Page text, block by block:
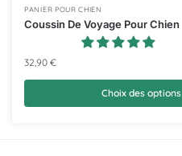
PANIER POUR CHIEN
Coussin De Voyage Pour Chien
32,90 €
Choix des options